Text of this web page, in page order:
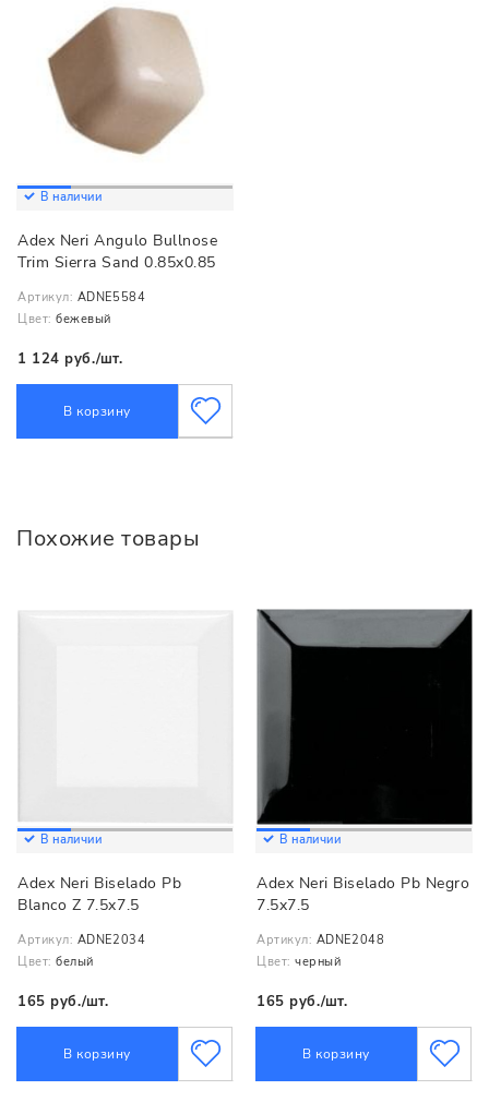
В наличии
Adex Neri Angulo Bullnose
Trim Sierra Sand 0.85x0.85
Артикул: ADNE5584
Цвет: бежевый
1 124 руб./шт.
В корзину
Похожие товары
В наличии
Adex Neri Biselado Pb
Blanco Z 7.5x7.5
Артикул: ADNE2034
Цвет: белый
165 руб./шт.
В корзину
В наличии
Adex Neri Biselado Pb Negro
7.5x7.5
Артикул: ADNE2048
Цвет: черный
165 руб./шт.
В корзину